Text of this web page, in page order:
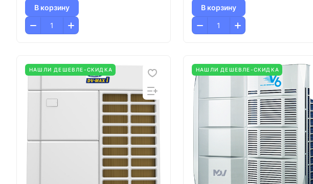
В корзину В корзину
НАШЛИ ДЕШЕВЛЕ-СКИДКА НАШЛИ ДЕШЕВЛЕ-СКИДКА